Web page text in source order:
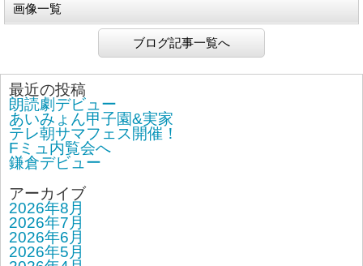
画像一覧
ブログ記事一覧へ
最近の投稿
朗読劇デビュー
あいみょん甲子園&実家
テレ朝サマフェス開催！
Fミュ内覧会へ
鎌倉デビュー
アーカイブ
2026年8月
2026年7月
2026年6月
2026年5月